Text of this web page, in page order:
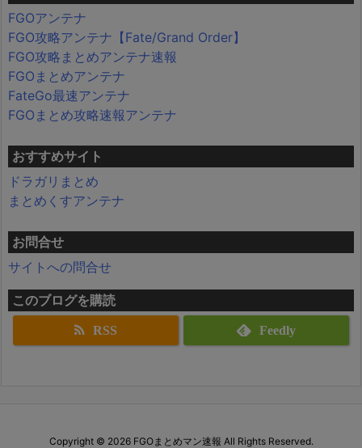
FGOアンテナ
FGO攻略アンテナ【Fate/Grand Order】
FGO攻略まとめアンテナ速報
FGOまとめアンテナ
FateGo最速アンテナ
FGOまとめ攻略速報アンテナ
おすすめサイト
ドラガリまとめ
まとめくすアンテナ
お問合せ
サイトへの問合せ
このブログを購読
RSS Feedly
Copyright © 2026 FGOまとめマン速報 All Rights Reserved.